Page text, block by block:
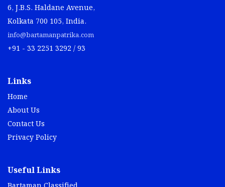
6, J.B.S. Haldane Avenue,
Kolkata 700 105, India.
info@bartamanpatrika.com
+91 - 33 2251 3292 / 93
Links
Home
About Us
Contact Us
Privacy Policy
Useful Links